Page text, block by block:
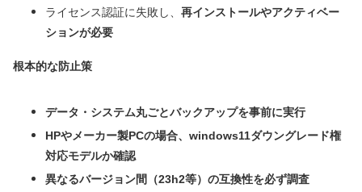
ライセンス認証に失敗し、 再インストールやアクティベー
ションが必要
根本的な防止策
データ・システム丸ごとバックアップを事前に実行
HPやメーカー製PCの場合、windows11ダウングレード権
対応モデルか確認
異なるバージョン間（23h2等）の互換性を必ず調査